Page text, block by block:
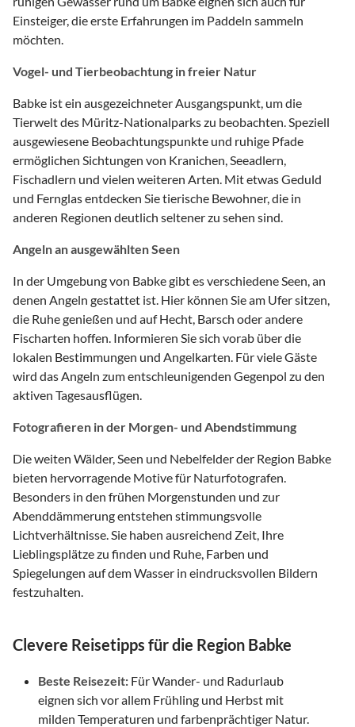
Einsteiger, die erste Erfahrungen im Paddeln sammeln
möchten.
Vogel- und Tierbeobachtung in freier Natur
Babke ist ein ausgezeichneter Ausgangspunkt, um die
Tierwelt des Müritz-Nationalparks zu beobachten. Speziell
ausgewiesene Beobachtungspunkte und ruhige Pfade
ermöglichen Sichtungen von Kranichen, Seeadlern,
Fischadlern und vielen weiteren Arten. Mit etwas Geduld
und Fernglas entdecken Sie tierische Bewohner, die in
anderen Regionen deutlich seltener zu sehen sind.
Angeln an ausgewählten Seen
In der Umgebung von Babke gibt es verschiedene Seen, an
denen Angeln gestattet ist. Hier können Sie am Ufer sitzen,
die Ruhe genießen und auf Hecht, Barsch oder andere
Fischarten hoffen. Informieren Sie sich vorab über die
lokalen Bestimmungen und Angelkarten. Für viele Gäste
wird das Angeln zum entschleunigenden Gegenpol zu den
aktiven Tagesausflügen.
Fotografieren in der Morgen- und Abendstimmung
Die weiten Wälder, Seen und Nebelfelder der Region Babke
bieten hervorragende Motive für Naturfotografen.
Besonders in den frühen Morgenstunden und zur
Abenddämmerung entstehen stimmungsvolle
Lichtverhältnisse. Sie haben ausreichend Zeit, Ihre
Lieblingsplätze zu finden und Ruhe, Farben und
Spiegelungen auf dem Wasser in eindrucksvollen Bildern
festzuhalten.
Clevere Reisetipps für die Region Babke
Beste Reisezeit: Für Wander- und Radurlaub
eignen sich vor allem Frühling und Herbst mit
milden Temperaturen und farbenprächtiger Natur.